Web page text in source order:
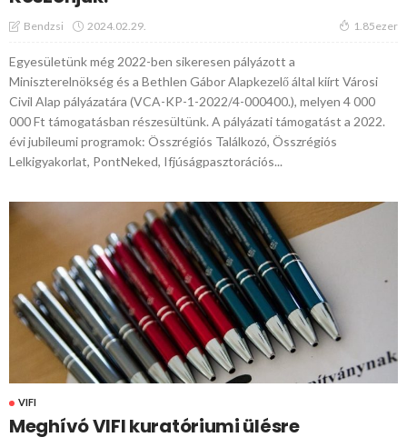
Bendzsi 2024.02.29. 1.85ezer
Egyesületünk még 2022-ben sikeresen pályázott a
Miniszterelnökség és a Bethlen Gábor Alapkezelő által kiírt Városi
Civil Alap pályázatára (VCA-KP-1-2022/4-000400.), melyen 4 000
000 Ft támogatásban részesültünk. A pályázati támogatást a 2022.
évi jubileumi programok: Összrégiós Találkozó, Összrégiós
Lelkigyakorlat, PontNeked, Ifjúságpasztorációs...
VIFI
Meghívó VIFI kuratóriumi ülésre